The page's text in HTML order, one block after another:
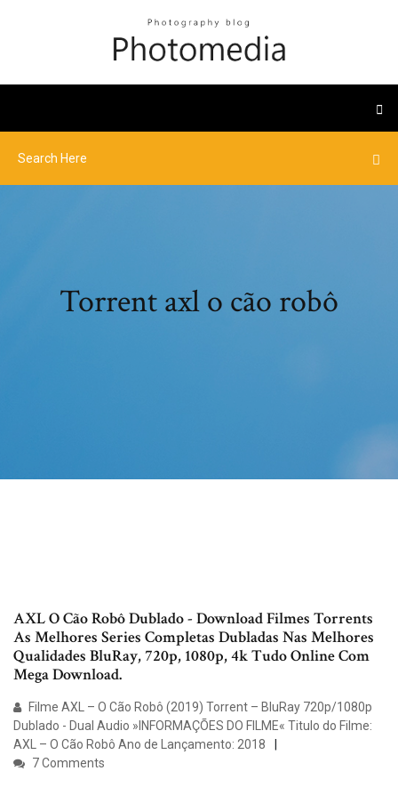
Torrent axl o cão robô
AXL O Cão Robô Dublado - Download Filmes Torrents
As Melhores Series Completas Dubladas Nas Melhores
Qualidades BluRay, 720p, 1080p, 4k Tudo Online Com
Mega Download.
Filme AXL – O Cão Robô (2019) Torrent – BluRay 720p/1080p
Dublado - Dual Audio »INFORMAÇÕES DO FILME« Titulo do Filme:
AXL – O Cão Robô Ano de Lançamento: 2018
7 Comments